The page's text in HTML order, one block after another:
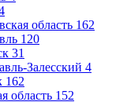
область 162
120
31
Залесский 4
162
область 152